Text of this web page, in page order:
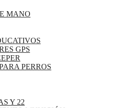
MANO
GPS
PERROS
Y 22